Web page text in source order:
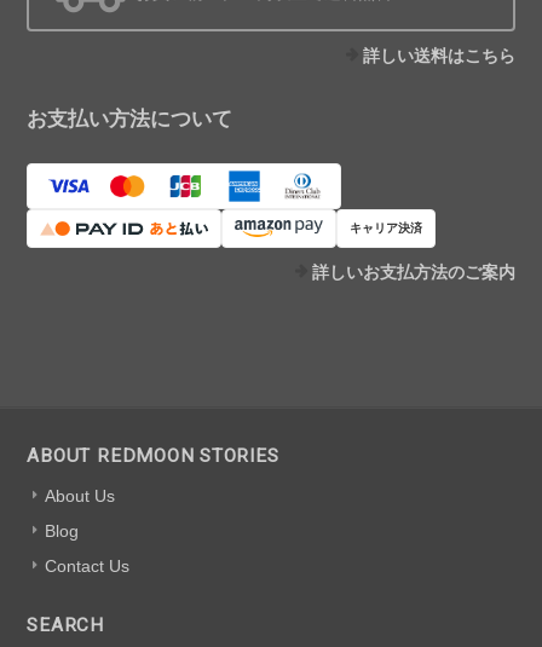
詳しい送料はこちら
お支払い方法について
キャリア決済
詳しいお支払方法のご案内
ABOUT REDMOON STORIES
About Us
Blog
Contact Us
SEARCH